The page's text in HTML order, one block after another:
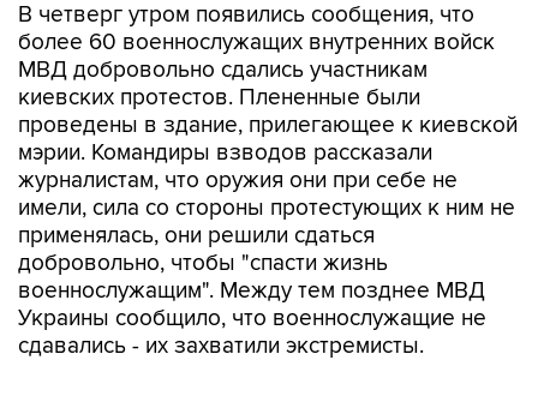
В четверг утром появились сообщения, что
более 60 военнослужащих внутренних войск
МВД добровольно сдались участникам
киевских протестов. Плененные были
проведены в здание, прилегающее к киевской
мэрии. Командиры взводов рассказали
журналистам, что оружия они при себе не
имели, сила со стороны протестующих к ним не
применялась, они решили сдаться
добровольно, чтобы "спасти жизнь
военнослужащим". Между тем позднее МВД
Украины сообщило, что военнослужащие не
сдавались - их захватили экстремисты.